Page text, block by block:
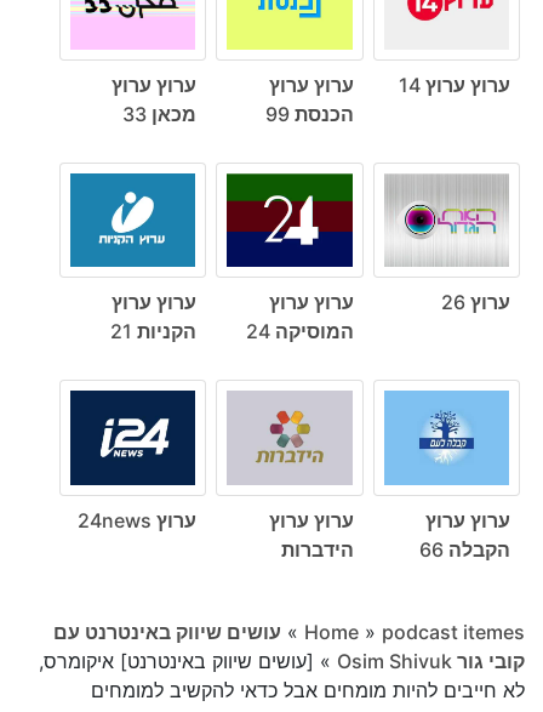
ערוץ ערוץ 14
ערוץ ערוץ
הכנסת 99
ערוץ ערוץ
מכאן 33
ערוץ 26
ערוץ ערוץ
המוסיקה 24
ערוץ ערוץ
הקניות 21
ערוץ ערוץ
הקבלה 66
ערוץ ערוץ
הידברות
ערוץ 24news
Home » podcast itemes
» עושים שיווק באינטרנט עם
קובי גור Osim Shivuk
» [עושים שיווק באינטרנט] איקומרס,
לא חייבים להיות מומחים אבל כדאי להקשיב למומחים